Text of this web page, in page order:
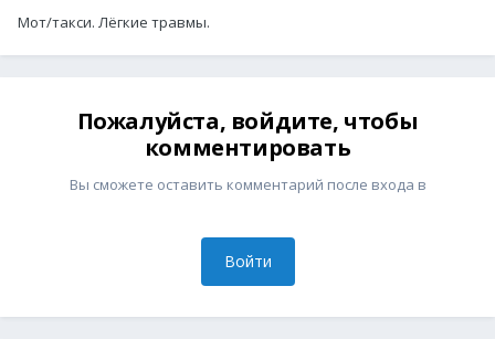
Мот/такси. Лёгкие травмы.
Пожалуйста, войдите, чтобы
комментировать
Вы сможете оставить комментарий после входа в
Войти